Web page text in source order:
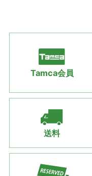
Tamca会員
送料